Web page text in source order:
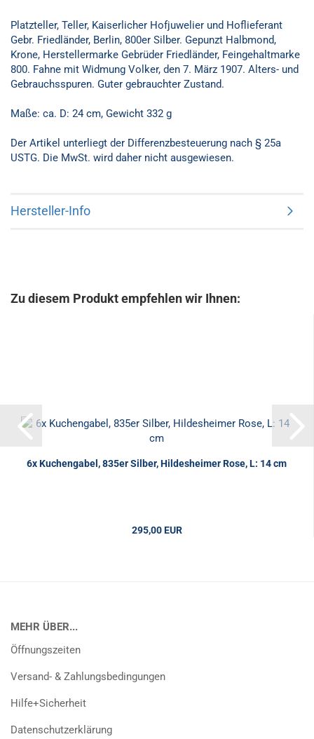
Platzteller, Teller, Kaiserlicher Hofjuwelier und Hoflieferant
Gebr. Friedländer, Berlin, 800er Silber. Gepunzt Halbmond,
Krone, Herstellermarke Gebrüder Friedländer, Feingehaltmarke
800. Fahne mit Widmung Volker, den 7. März 1907. Alters- und
Gebrauchsspuren. Guter gebrauchter Zustand.
Maße: ca. D: 24 cm, Gewicht 332 g
Der Artikel unterliegt der Differenzbesteuerung nach § 25a
USTG. Die MwSt. wird daher nicht ausgewiesen.
Hersteller-Info
Zu diesem Produkt empfehlen wir Ihnen:
6x Kuchengabel, 835er Silber, Hildesheimer Rose, L: 14 cm
295,00 EUR
MEHR ÜBER...
Öffnungszeiten
Versand- & Zahlungsbedingungen
Hilfe+Sicherheit
Datenschutzerklärung